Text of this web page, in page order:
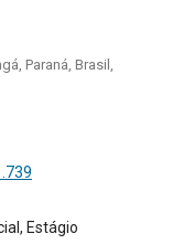
Paraná, Brasil,
Estágio